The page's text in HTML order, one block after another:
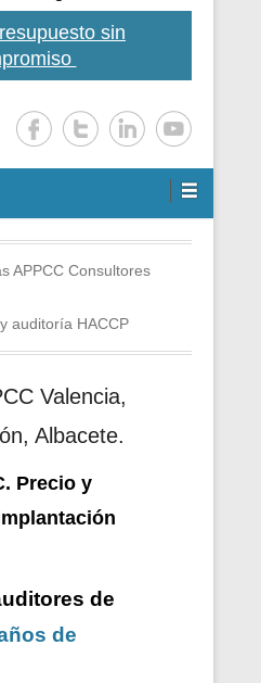
sin
APPCC Consultores
auditoría HACCP
Valencia,
Albacete.
Precio y
mplantación
de
de